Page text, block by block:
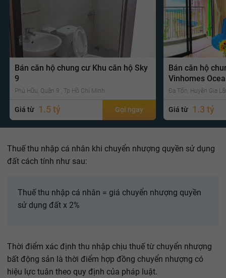
Bán căn hộ chung cư Khu căn hộ Sky
9
Phú Hữu, Quận 9 , Tp Hồ Chí Minh
Giá từ 1.5 tỷ Gọi ngay
Bán căn hộ
Vinhomes
Đa Tốn, Huyện Gia
Giá từ 1.3 tỷ
Thuế thu nhập cá nhân khi chuyển nhượng quyền sử dụng
đất cách tính như sau:
Thuế thu nhập cá nhân = giá chuyển nhượng quyền
sử dụng đất x 2%
Thời điểm xác định thu nhập chịu thuế từ chuyển nhượng
bất động sản là thời điểm hợp đồng chuyển nhượng có
hiệu lực tuân theo quy định của pháp luật.